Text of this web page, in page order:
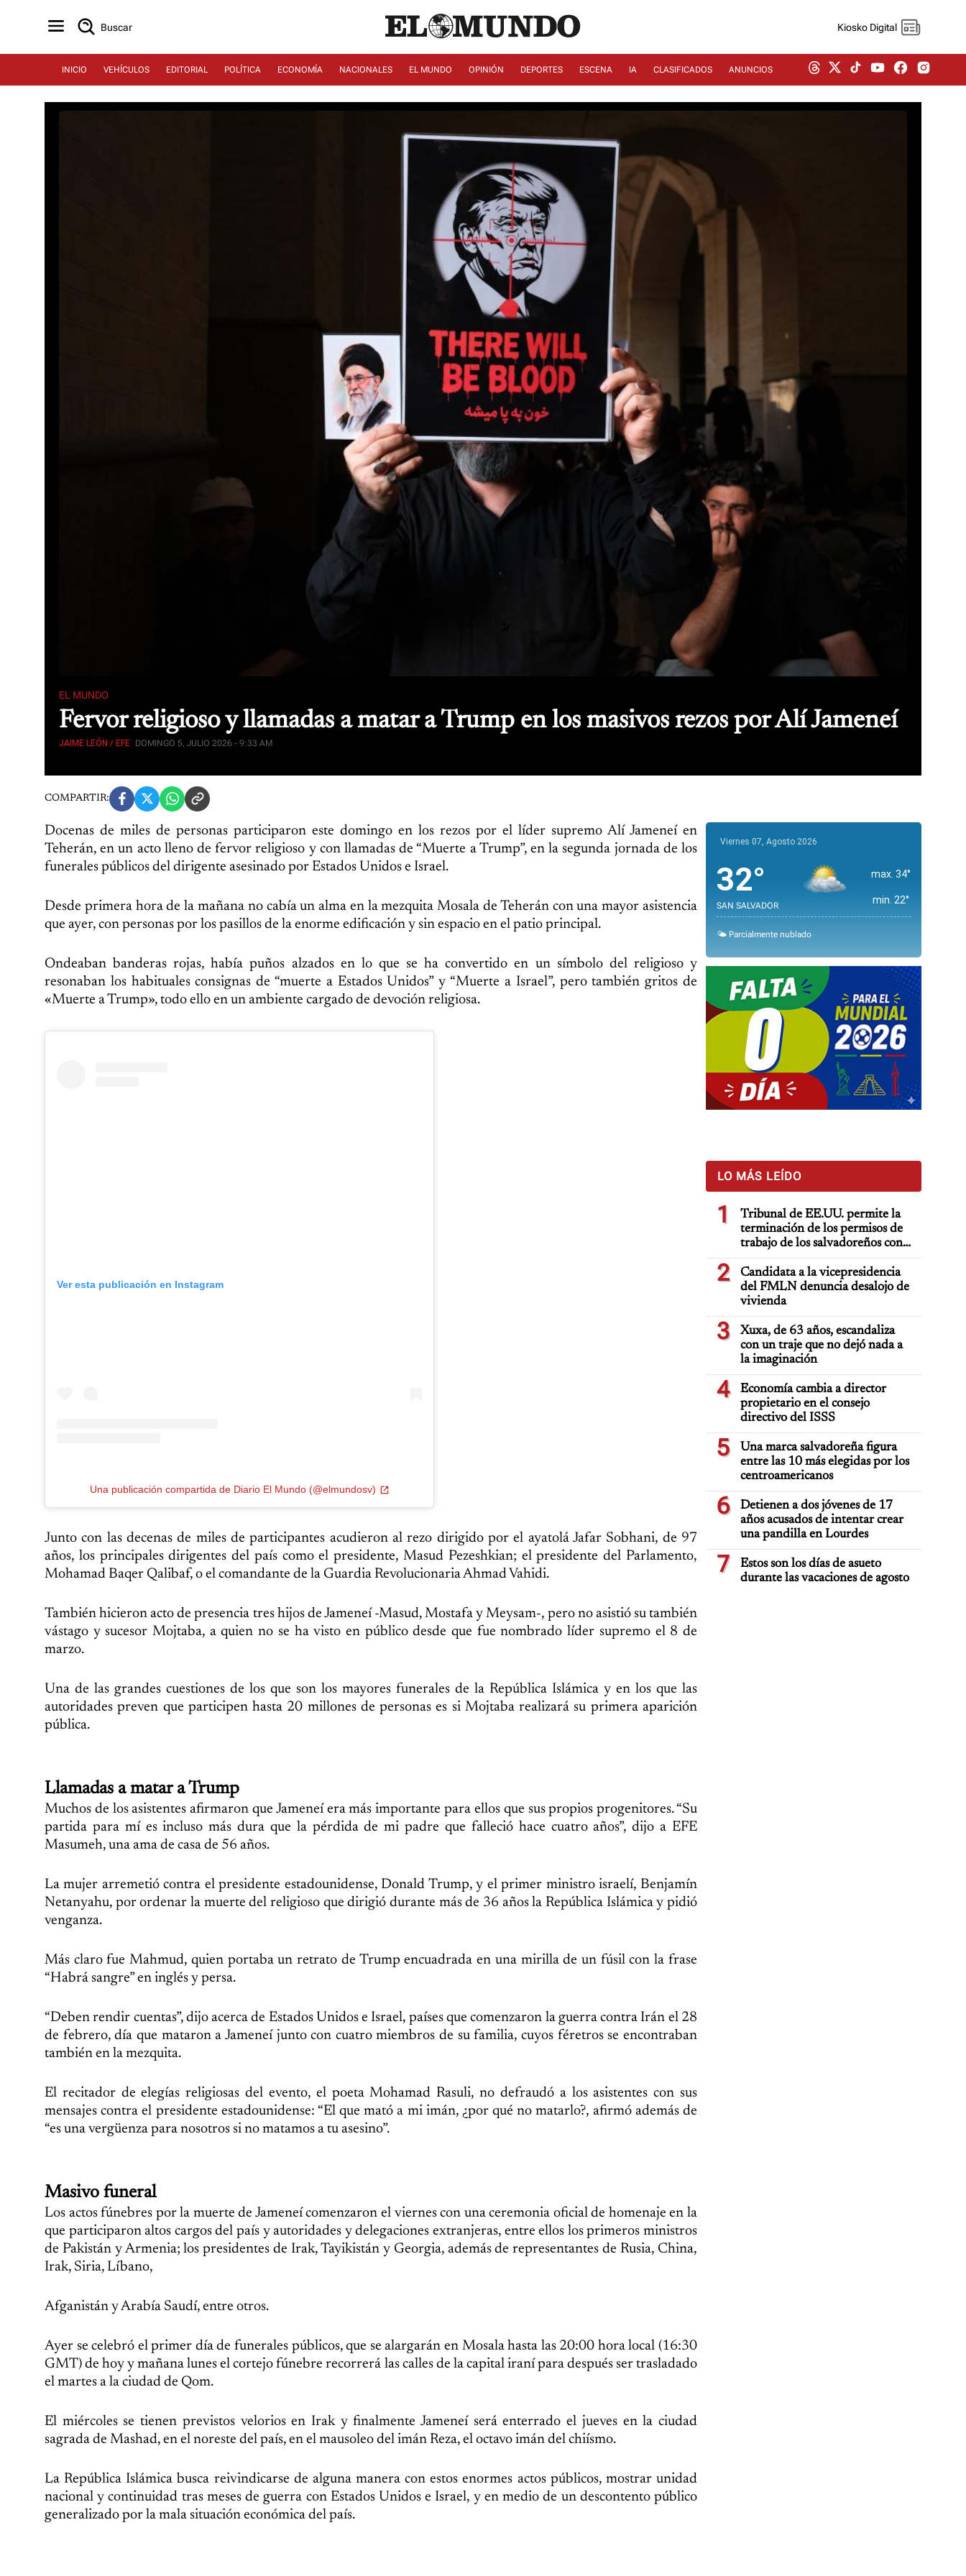
Buscar Kiosko Digital
INICIO VEHÍCULOS EDITORIAL POLÍTICA ECONOMÍA NACIONALES EL MUNDO OPINIÓN DEPORTES ESCENA IA CLASIFICADOS ANUNCIOS
EL MUNDO
Fervor religioso y llamadas a matar a Trump en los masivos rezos por Alí Jameneí
JAIME LEÓN / EFE DOMINGO 5, JULIO 2026 - 9:33 AM
COMPARTIR:
Docenas de miles de personas participaron este domingo en los rezos por el líder supremo Alí Jameneí en
Teherán, en un acto lleno de fervor religioso y con llamadas de “Muerte a Trump”, en la segunda jornada de los
funerales públicos del dirigente asesinado por Estados Unidos e Israel.
Desde primera hora de la mañana no cabía un alma en la mezquita Mosala de Teherán con una mayor asistencia
que ayer, con personas por los pasillos de la enorme edificación y sin espacio en el patio principal.
Ondeaban banderas rojas, había puños alzados en lo que se ha convertido en un símbolo del religioso y
resonaban los habituales consignas de “muerte a Estados Unidos” y “Muerte a Israel”, pero también gritos de
«Muerte a Trump», todo ello en un ambiente cargado de devoción religiosa.
Ver esta publicación en Instagram
Una publicación compartida de Diario El Mundo (@elmundosv)
Junto con las decenas de miles de participantes acudieron al rezo dirigido por el ayatolá Jafar Sobhani, de 97
años, los principales dirigentes del país como el presidente, Masud Pezeshkian; el presidente del Parlamento,
Mohamad Baqer Qalibaf, o el comandante de la Guardia Revolucionaria Ahmad Vahidi.
También hicieron acto de presencia tres hijos de Jameneí -Masud, Mostafa y Meysam-, pero no asistió su también
vástago y sucesor Mojtaba, a quien no se ha visto en público desde que fue nombrado líder supremo el 8 de
marzo.
Una de las grandes cuestiones de los que son los mayores funerales de la República Islámica y en los que las
autoridades preven que participen hasta 20 millones de personas es si Mojtaba realizará su primera aparición
pública.
Llamadas a matar a Trump
Muchos de los asistentes afirmaron que Jameneí era más importante para ellos que sus propios progenitores. “Su
partida para mí es incluso más dura que la pérdida de mi padre que falleció hace cuatro años”, dijo a EFE
Masumeh, una ama de casa de 56 años.
La mujer arremetió contra el presidente estadounidense, Donald Trump, y el primer ministro israelí, Benjamín
Netanyahu, por ordenar la muerte del religioso que dirigió durante más de 36 años la República Islámica y pidió
venganza.
Más claro fue Mahmud, quien portaba un retrato de Trump encuadrada en una mirilla de un fúsil con la frase
“Habrá sangre” en inglés y persa.
“Deben rendir cuentas”, dijo acerca de Estados Unidos e Israel, países que comenzaron la guerra contra Irán el 28
de febrero, día que mataron a Jameneí junto con cuatro miembros de su familia, cuyos féretros se encontraban
también en la mezquita.
El recitador de elegías religiosas del evento, el poeta Mohamad Rasuli, no defraudó a los asistentes con sus
mensajes contra el presidente estadounidense: “El que mató a mi imán, ¿por qué no matarlo?, afirmó además de
“es una vergüenza para nosotros si no matamos a tu asesino”.
Masivo funeral
Los actos fúnebres por la muerte de Jameneí comenzaron el viernes con una ceremonia oficial de homenaje en la
que participaron altos cargos del país y autoridades y delegaciones extranjeras, entre ellos los primeros ministros
de Pakistán y Armenia; los presidentes de Irak, Tayikistán y Georgia, además de representantes de Rusia, China,
Irak, Siria, Líbano,
Afganistán y Arabía Saudí, entre otros.
Ayer se celebró el primer día de funerales públicos, que se alargarán en Mosala hasta las 20:00 hora local (16:30
GMT) de hoy y mañana lunes el cortejo fúnebre recorrerá las calles de la capital iraní para después ser trasladado
el martes a la ciudad de Qom.
El miércoles se tienen previstos velorios en Irak y finalmente Jameneí será enterrado el jueves en la ciudad
sagrada de Mashad, en el noreste del país, en el mausoleo del imán Reza, el octavo imán del chiísmo.
La República Islámica busca reivindicarse de alguna manera con estos enormes actos públicos, mostrar unidad
nacional y continuidad tras meses de guerra con Estados Unidos e Israel, y en medio de un descontento público
generalizado por la mala situación económica del país.
Viernes 07, Agosto 2026
32°
SAN SALVADOR
max. 34°
min. 22°
🌤️ Parcialmente nublado
0
LO MÁS LEÍDO
1
Tribunal de EE.UU. permite la
terminación de los permisos de
trabajo de los salvadoreños con
TPS
2
Candidata a la vicepresidencia
del FMLN denuncia desalojo de
vivienda
3
Xuxa, de 63 años, escandaliza
con un traje que no dejó nada a
la imaginación
4
Economía cambia a director
propietario en el consejo
directivo del ISSS
5
Una marca salvadoreña figura
entre las 10 más elegidas por los
centroamericanos
6
Detienen a dos jóvenes de 17
años acusados de intentar crear
una pandilla en Lourdes
7
Estos son los días de asueto
durante las vacaciones de agosto